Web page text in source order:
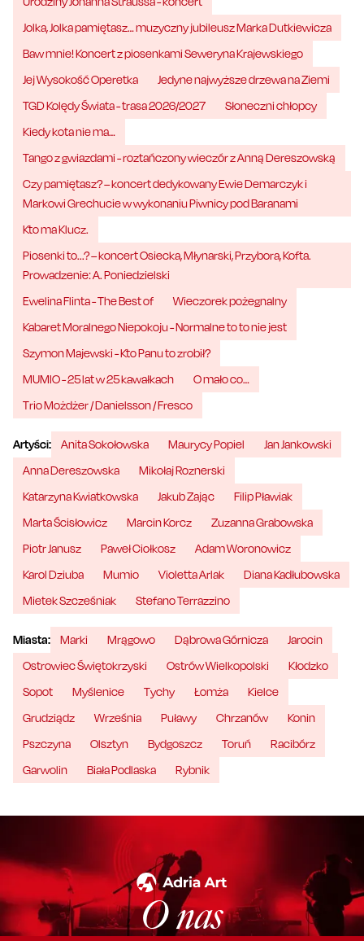
Jolka, Jolka pamiętasz… muzyczny jubileusz Marka Dutkiewicza
Baw mnie! Koncert z piosenkami Seweryna Krajewskiego
Jej Wysokość Operetka
Jedyne najwyższe drzewa na Ziemi
TGD Kolędy Świata - trasa 2026/2027
Słoneczni chłopcy
Kiedy kota nie ma…
Tango z gwiazdami - roztańczony wieczór z Anną Dereszowską
Czy pamiętasz? – koncert dedykowany Ewie Demarczyk i
Markowi Grechucie w wykonaniu Piwnicy pod Baranami
Kto ma Klucz.
Piosenki to...? – koncert Osiecka, Młynarski, Przybora, Kofta.
Prowadzenie: A. Poniedzielski
Ewelina Flinta - The Best of
Wieczorek pożegnalny
Kabaret Moralnego Niepokoju - Normalne to to nie jest
Szymon Majewski - Kto Panu to zrobił?
MUMIO - 25 lat w 25 kawałkach
O mało co…
Trio Możdżer / Danielsson / Fresco
Artyści: Anita Sokołowska Maurycy Popiel
Jan Jankowski
Anna Dereszowska
Mikołaj Roznerski
Katarzyna Kwiatkowska
Jakub Zając
Filip Pławiak
Marta Ścisłowicz
Marcin Korcz
Zuzanna Grabowska
Piotr Janusz
Paweł Ciołkosz
Adam Woronowicz
Karol Dziuba
Mumio Violetta Arlak
Diana Kadłubowska
Mietek Szcześniak
Stefano Terrazzino
Miasta: Marki Mrągowo Dąbrowa Górnicza
Jarocin
Ostrowiec Świętokrzyski
Ostrów Wielkopolski
Kłodzko
Sopot
Myślenice Tychy Łomża
Kielce
Grudziądz
Września Puławy Chrzanów
Konin
Pszczyna
Olsztyn Bydgoszcz Toruń
Racibórz
Garwolin
Biała Podlaska Rybnik
O nas